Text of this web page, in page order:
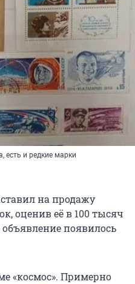
есть и редкие марки
на продажу
оценив её в 100 тысяч
появилось
«космос». Примерно